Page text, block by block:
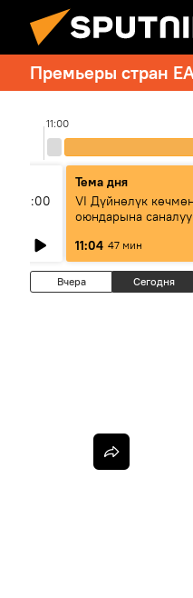
Премьеры стран
11:00
11:00
Тема дня
VI Дүйнөлүк
оюндарына
калды: даярдык
этапка жетти?
11:04 47 мин
Вчера Сегодня